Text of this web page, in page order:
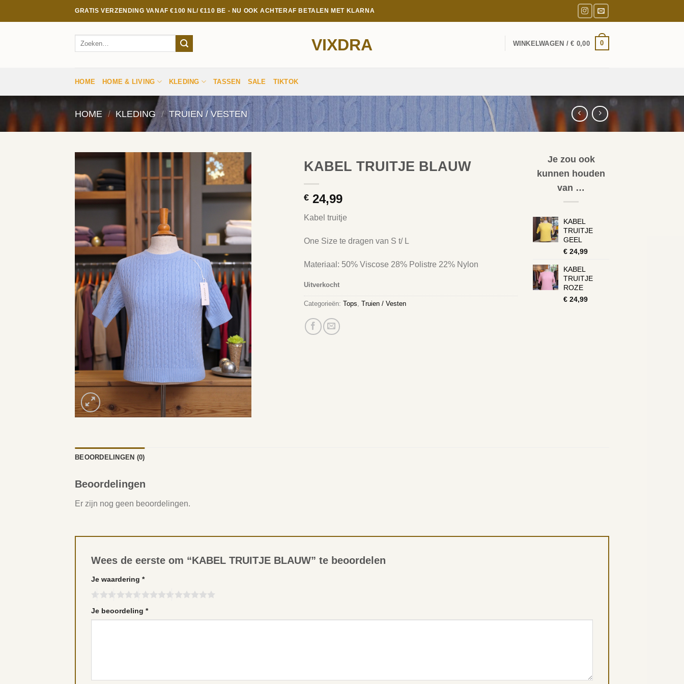
GRATIS VERZENDING VANAF €100 NL/ €110 BE - NU OOK ACHTERAF BETALEN MET KLARNA
VIXDRA WINKELWAGEN /€ 0,00 0
HOME HOME & LIVING KLEDING TASSEN SALE TIKTOK
HOME / KLEDING / TRUIEN / VESTEN
KABEL TRUITJE BLAUW
€ 24,99
Kabel truitje
One Size te dragen van S t/ L
Materiaal: 50% Viscose 28% Polistre 22% Nylon
Uitverkocht
Categorieën: Tops, Truien / Vesten
Je zou ook
kunnen houden
van …
KABEL
TRUITJE
GEEL
€ 24,99
KABEL
TRUITJE
ROZE
€ 24,99
BEOORDELINGEN (0)
Beoordelingen
Er zijn nog geen beoordelingen.
Wees de eerste om “KABEL TRUITJE BLAUW” te beoordelen
Je waardering *
Je beoordeling *